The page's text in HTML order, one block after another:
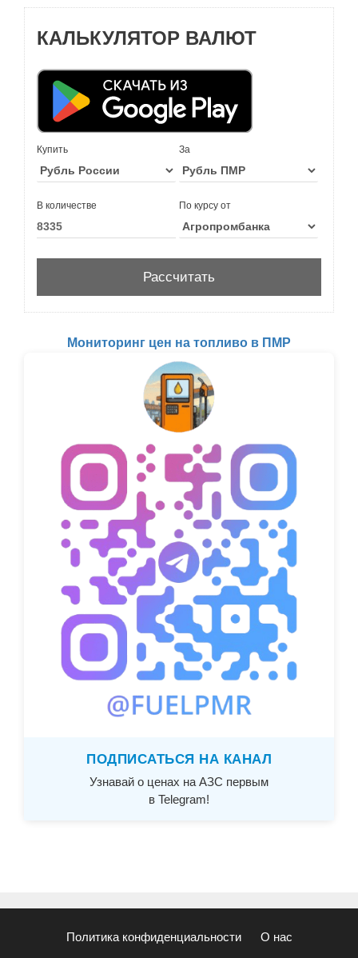
КАЛЬКУЛЯТОР ВАЛЮТ
Купить За
В количестве По курсу от
Мониторинг цен на топливо в ПМР
ПОДПИСАТЬСЯ НА КАНАЛ
Узнавай о ценах на АЗС первым
в Telegram!
Политика конфиденциальности О нас